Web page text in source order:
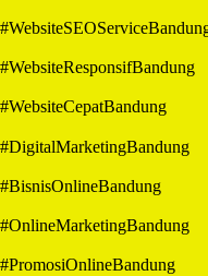
#WebsiteResponsifBandung
#WebsiteCepatBandung
#DigitalMarketingBandung
#BisnisOnlineBandung
#OnlineMarketingBandung
#PromosiOnlineBandung